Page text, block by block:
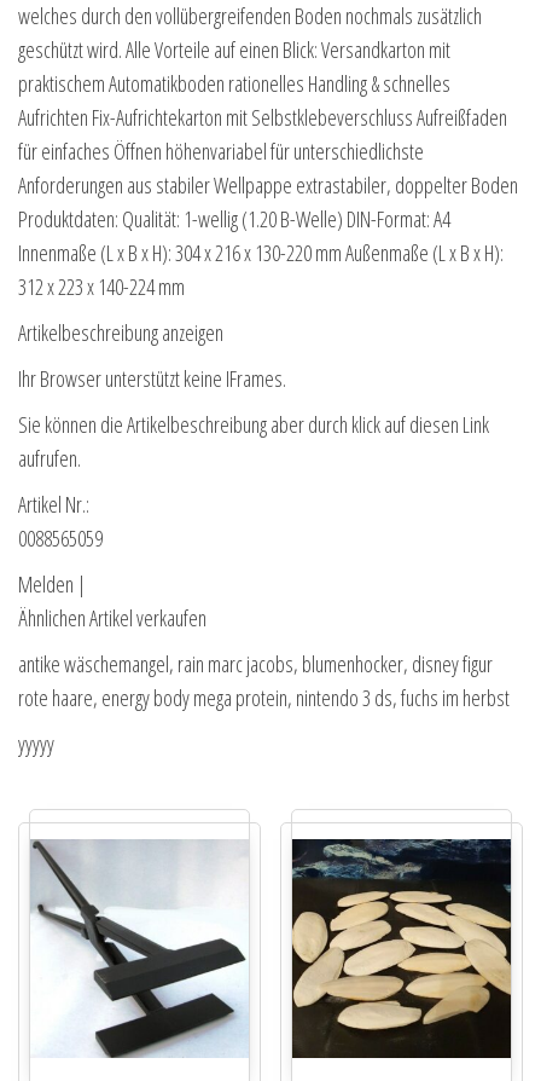
welches durch den vollübergreifenden Boden nochmals zusätzlich
geschützt wird. Alle Vorteile auf einen Blick: Versandkarton mit
praktischem Automatikboden rationelles Handling & schnelles
Aufrichten Fix-Aufrichtekarton mit Selbstklebeverschluss Aufreißfaden
für einfaches Öffnen höhenvariabel für unterschiedlichste
Anforderungen aus stabiler Wellpappe extrastabiler, doppelter Boden
Produktdaten: Qualität: 1-wellig (1.20 B-Welle) DIN-Format: A4
Innenmaße (L x B x H): 304 x 216 x 130-220 mm Außenmaße (L x B x H):
312 x 223 x 140-224 mm
Artikelbeschreibung anzeigen
Ihr Browser unterstützt keine IFrames.
Sie können die Artikelbeschreibung aber durch klick auf diesen Link
aufrufen.
Artikel Nr.:
0088565059
Melden |
Ähnlichen Artikel verkaufen
antike wäschemangel, rain marc jacobs, blumenhocker, disney figur
rote haare, energy body mega protein, nintendo 3 ds, fuchs im herbst
yyyyy